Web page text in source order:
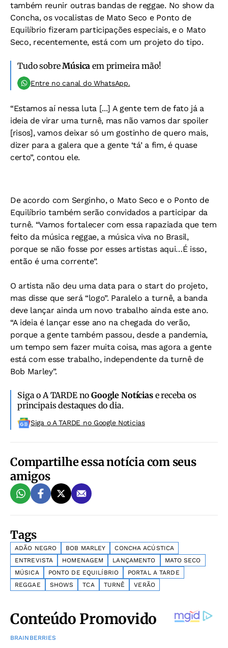
também reunir outras bandas de reggae. No show da
Concha, os vocalistas de Mato Seco e Ponto de
Equilíbrio fizeram participações especiais, e o Mato
Seco, recentemente, está com um projeto do tipo.
Tudo sobreMúsica em primeira mão!
Entre no canal do WhatsApp.
“Estamos aí nessa luta [...] A gente tem de fato já a
ideia de virar uma turnê, mas não vamos dar spoiler
[risos], vamos deixar só um gostinho de quero mais,
dizer para a galera que a gente ‘tá’ a fim, é quase
certo”, contou ele.
De acordo com Serginho, o Mato Seco e o Ponto de
Equilíbrio também serão convidados a participar da
turnê. “Vamos fortalecer com essa rapaziada que tem
feito da música reggae, a música viva no Brasil,
porque se não fosse por esses artistas aqui…É isso,
então é uma corrente”.
O artista não deu uma data para o start do projeto,
mas disse que será “logo”. Paralelo a turnê, a banda
deve lançar ainda um novo trabalho ainda este ano.
“A ideia é lançar esse ano na chegada do verão,
porque a gente também passou, desde a pandemia,
um tempo sem fazer muita coisa, mas agora a gente
está com esse trabalho, independente da turnê de
Bob Marley”.
Siga o A TARDE noGoogle Notíciase receba os
principais destaques do dia.
Siga o A TARDE no Google Noticias
Compartilhe essa notícia com seus
amigos
Tags
ADÃO NEGRO BOB MARLEY
CONCHA ACÚSTICA
ENTREVISTA
HOMENAGEM LANÇAMENTO
MATO SECO
MÚSICA
PONTO DE EQUILÍBRIO
PORTAL A TARDE
REGGAE
SHOWS TCA TURNÊ VERÃO